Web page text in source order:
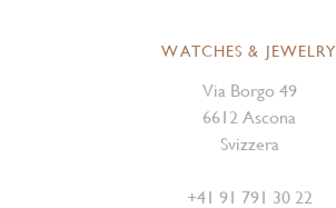
WATCHES & JEWELRY
Via Borgo 49
6612 Ascona
Svizzera
+41 91 791 30 22